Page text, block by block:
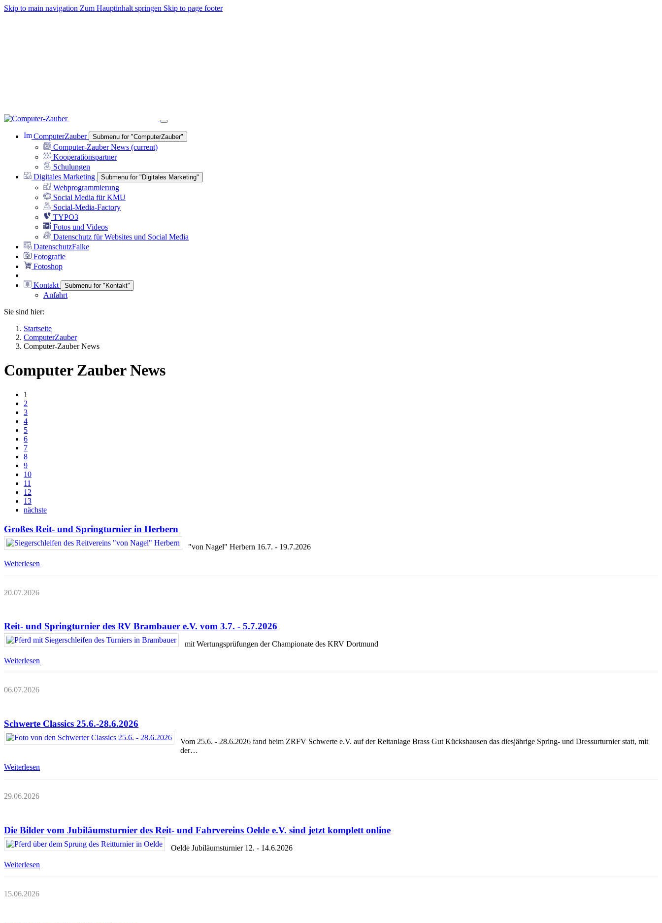
Skip to main navigation Zum Hauptinhalt springen Skip to page footer
ComputerZauber Submenu for "ComputerZauber"
Computer-Zauber News (current)
Kooperationspartner
Schulungen
Digitales Marketing
Submenu for "Digitales Marketing"
Webprogrammierung
Social Media für KMU
10
20
30
40
60
110
120
260
270
Social-Media-Factory
TYPO3
Fotos und Videos
Datenschutz für Websites und Social Media
DatenschutzFalke
Fotografie
Fotoshop
Kontakt Submenu for "Kontakt"
Anfahrt
Sie sind hier:
Startseite
ComputerZauber
Computer-Zauber News
Computer Zauber News
1
2
3
4
5
6
7
8
9
10
11
12
13
nächste
Großes Reit- und Springturnier in Herbern
"von Nagel" Herbern 16.7. - 19.7.2026
Weiterlesen
20.07.2026
Reit- und Springturnier des RV Brambauer e.V. vom 3.7. - 5.7.2026
mit Wertungsprüfungen der Championate des KRV Dortmund
Weiterlesen
06.07.2026
Schwerte Classics 25.6.-28.6.2026
Vom 25.6. - 28.6.2026 fand beim ZRFV Schwerte e.V. auf der Reitanlage Brass Gut Kückshausen das diesjährige Spring- und Dressurturnier statt, mit
der…
Weiterlesen
29.06.2026
Die Bilder vom Jubiläumsturnier des Reit- und Fahrvereins Oelde e.V. sind jetzt komplett online
Oelde Jubiläumsturnier 12. - 14.6.2026
Weiterlesen
15.06.2026